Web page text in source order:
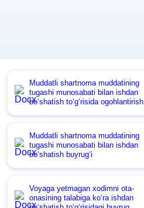
Muddatli shartnoma muddatining
tugashi munosabati bilan ishdan
boʻshatish toʻgʻrisida ogohlantirish
Muddatli shartnoma muddatining
tugashi munosabati bilan ishdan
boʻshatish buyrugʻi
Voyaga yetmagan хodimni ota-
onasining talabiga koʻra ishdan